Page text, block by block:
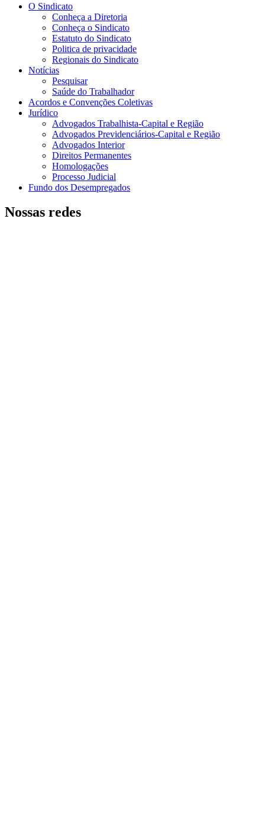
O Sindicato
Conheça a Diretoria
Conheça o Sindicato
Estatuto do Sindicato
Politica de privacidade
Regionais do Sindicato
Notícias
Pesquisar
Saúde do Trabalhador
Acordos e Convenções Coletivas
Jurídico
Advogados Trabalhista-Capital e Região
Advogados Previdenciários-Capital e Região
Advogados Interior
Direitos Permanentes
Homologações
Processo Judicial
Fundo dos Desempregados
Nossas redes